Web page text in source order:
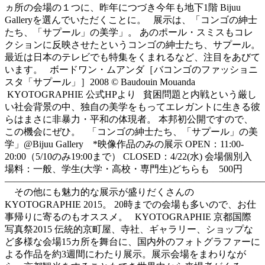
ヵ所の会場の１つに、昨年につづき今年も地下1階 Bijuu
Galleryを選んでいただくことに。 展示は、「コンゴの紳士
たち、「サプール」の美学」。 あのポール・スミスもコレ
クションに反映させたというコンゴの紳士たち、サプール。
最近は日本のテレビでも特集をくまれるなど、注目をあびて
います。 ボードワン・ムアンダ［バコンゴのファッショニ
スタ「サプール」］2008 © Baudouin Mouanda
KYOTOGRAPHIE 公式HPより 貧困問題と内戦という厳し
い社会背景の中、独自の美学をもってエレガントに生きる彼
らはまさに非暴力・平和の体現者。 本邦初公開ですので、
この機会にぜひ。 「コンゴの紳士たち、「サプール」の美
学」@Bijuu Gallery *映像作品のみの展示 OPEN：11:00-
20:00（5/10のみ19:00まで） CLOSED：4/22(水) 会場個別入
場料：一般、学生(大学・高校・専門生)どちらも 500円
その他にも魅力的な展示が盛りだくさんの
KYOTOGRAPHIE 2015。 20時までの会場も多いので、お仕
事帰りに寄るのもオススメ。 KYOTOGRAPHIE 京都国際
写真祭2015 伝統的京町屋、寺社、ギャラリー、ショップな
ど多様な会場15カ所を舞台に、国内外のフォトグラファーに
よる作品を約3週間にわたり展示。展示会場をまわりなが